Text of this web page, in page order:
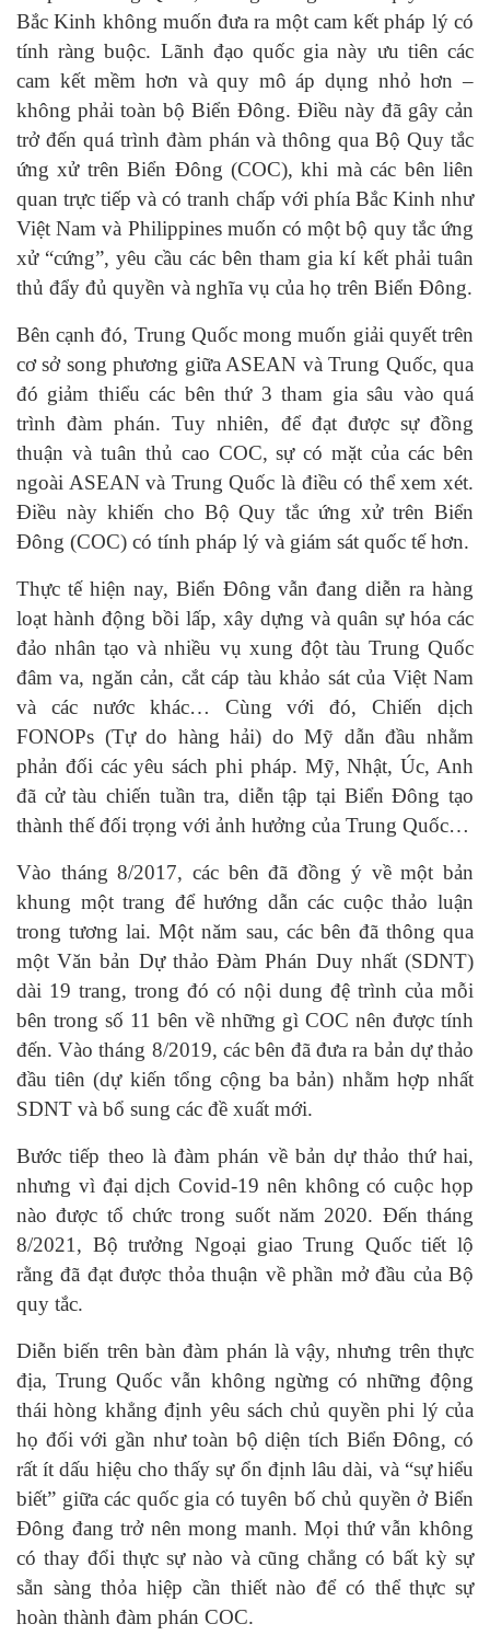
Bắc Kinh không muốn đưa ra một cam kết pháp lý có
tính ràng buộc. Lãnh đạo quốc gia này ưu tiên các
cam kết mềm hơn và quy mô áp dụng nhỏ hơn –
không phải toàn bộ Biển Đông. Điều này đã gây cản
trở đến quá trình đàm phán và thông qua Bộ Quy tắc
ứng xử trên Biển Đông (COC), khi mà các bên liên
quan trực tiếp và có tranh chấp với phía Bắc Kinh như
Việt Nam và Philippines muốn có một bộ quy tắc ứng
xử “cứng”, yêu cầu các bên tham gia kí kết phải tuân
thủ đẩy đủ quyền và nghĩa vụ của họ trên Biển Đông.
Bên cạnh đó, Trung Quốc mong muốn giải quyết trên
cơ sở song phương giữa ASEAN và Trung Quốc, qua
đó giảm thiểu các bên thứ 3 tham gia sâu vào quá
trình đàm phán. Tuy nhiên, để đạt được sự đồng
thuận và tuân thủ cao COC, sự có mặt của các bên
ngoài ASEAN và Trung Quốc là điều có thể xem xét.
Điều này khiến cho Bộ Quy tắc ứng xử trên Biển
Đông (COC) có tính pháp lý và giám sát quốc tế hơn.
Thực tế hiện nay, Biển Đông vẫn đang diễn ra hàng
loạt hành động bồi lấp, xây dựng và quân sự hóa các
đảo nhân tạo và nhiều vụ xung đột tàu Trung Quốc
đâm va, ngăn cản, cắt cáp tàu khảo sát của Việt Nam
và các nước khác… Cùng với đó, Chiến dịch
FONOPs (Tự do hàng hải) do Mỹ dẫn đầu nhằm
phản đối các yêu sách phi pháp. Mỹ, Nhật, Úc, Anh
đã cử tàu chiến tuần tra, diễn tập tại Biển Đông tạo
thành thế đối trọng với ảnh hưởng của Trung Quốc…
Vào tháng 8/2017, các bên đã đồng ý về một bản
khung một trang để hướng dẫn các cuộc thảo luận
trong tương lai. Một năm sau, các bên đã thông qua
một Văn bản Dự thảo Đàm Phán Duy nhất (SDNT)
dài 19 trang, trong đó có nội dung đệ trình của mỗi
bên trong số 11 bên về những gì COC nên được tính
đến. Vào tháng 8/2019, các bên đã đưa ra bản dự thảo
đầu tiên (dự kiến tổng cộng ba bản) nhằm hợp nhất
SDNT và bổ sung các đề xuất mới.
Bước tiếp theo là đàm phán về bản dự thảo thứ hai,
nhưng vì đại dịch Covid-19 nên không có cuộc họp
nào được tổ chức trong suốt năm 2020. Đến tháng
8/2021, Bộ trưởng Ngoại giao Trung Quốc tiết lộ
rằng đã đạt được thỏa thuận về phần mở đầu của Bộ
quy tắc.
Diễn biến trên bàn đàm phán là vậy, nhưng trên thực
địa, Trung Quốc vẫn không ngừng có những động
thái hòng khẳng định yêu sách chủ quyền phi lý của
họ đối với gần như toàn bộ diện tích Biển Đông, có
rất ít dấu hiệu cho thấy sự ổn định lâu dài, và “sự hiểu
biết” giữa các quốc gia có tuyên bố chủ quyền ở Biển
Đông đang trở nên mong manh. Mọi thứ vẫn không
có thay đổi thực sự nào và cũng chẳng có bất kỳ sự
sẵn sàng thỏa hiệp cần thiết nào để có thể thực sự
hoàn thành đàm phán COC.